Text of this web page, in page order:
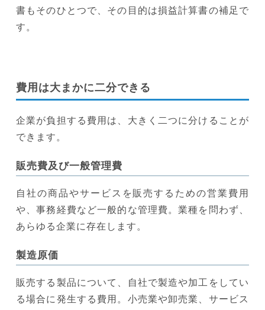
書もそのひとつで、その目的は損益計算書の補足で
す。
費用は大まかに二分できる
企業が負担する費用は、大きく二つに分けることが
できます。
販売費及び一般管理費
自社の商品やサービスを販売するための営業費用
や、事務経費など一般的な管理費。業種を問わず、
あらゆる企業に存在します。
製造原価
販売する製品について、自社で製造や加工をしてい
る場合に発生する費用。小売業や卸売業、サービス